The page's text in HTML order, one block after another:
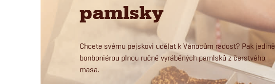
pamlsky
Chcete svému pejskovi udělat k Vánocům radost? Pak jedině
bonboniérou plnou ručně vyráběných pamlsků z čerstvého
masa.